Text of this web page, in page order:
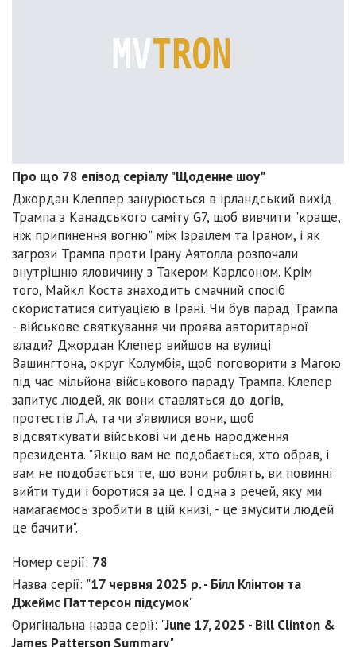
Про що 78 епізод серіалу "Щоденне шоу"
Джордан Клеппер занурюється в ірландський вихід
Трампа з Канадського саміту G7, щоб вивчити "краще,
ніж припинення вогню" між Ізраїлем та Іраном, і як
загрози Трампа проти Ірану Аятолла розпочали
внутрішню яловичину з Такером Карлсоном. Крім
того, Майкл Коста знаходить смачний спосіб
скористатися ситуацією в Ірані. Чи був парад Трампа
- військове святкування чи проява авторитарної
влади? Джордан Клепер вийшов на вулиці
Вашингтона, округ Колумбія, щоб поговорити з Магою
під час мільйона військового параду Трампа. Клепер
запитує людей, як вони ставляться до догів,
протестів Л.А. та чи з’явилися вони, щоб
відсвяткувати військові чи день народження
президента. "Якщо вам не подобається, хто обрав, і
вам не подобається те, що вони роблять, ви повинні
вийти туди і боротися за це. І одна з речей, яку ми
намагаємось зробити в цій книзі, - це змусити людей
це бачити".
Номер серії: 78
Назва серії: "17 червня 2025 р. - Білл Клінтон та
Джеймс Паттерсон підсумок"
Оригінальна назва серії: "June 17, 2025 - Bill Clinton &
James Patterson Summary"